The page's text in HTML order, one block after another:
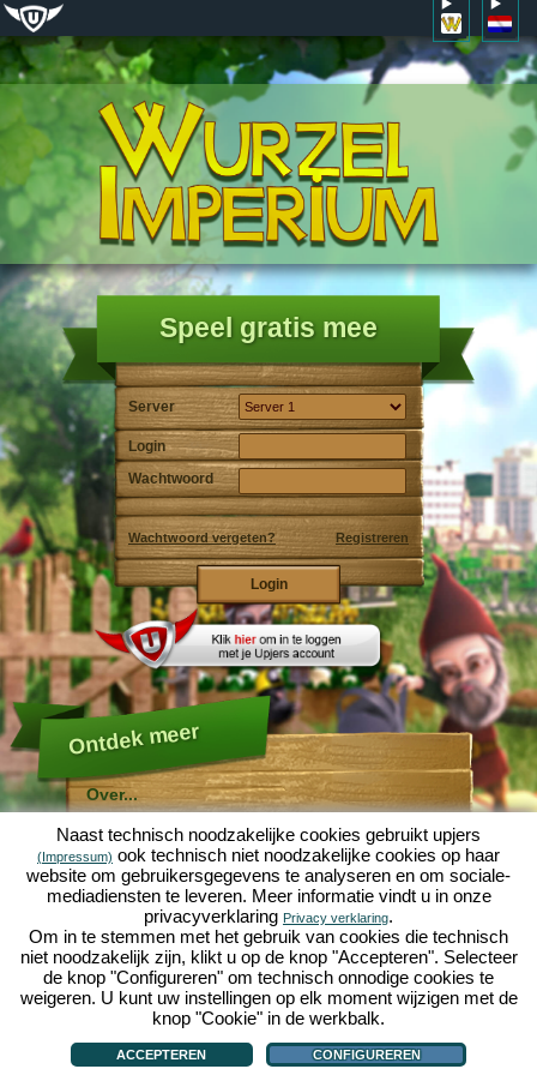
Speel gratis mee
Server
Login
Wachtwoord
Wachtwoord vergeten? Registreren
Ontdek meer
Over...
Molehill Empire ...
... is een leuke economische simulatie, die draait om
een microcosmos tuin. Als gratis browersspel speelt
het af in je webbowers, zonder extra downloads of
software!
Met de hulp van een ijverige tuinkabouter, kun je zelf je
eigen tuin van Eden namaken. Sla, wortelen, aardbeien,
spinazie of uien - Je mag zelf beslissen welke planten je
wilt kweken. Bezoek de vriendelijke stedenTuinzicht en
Bloesemdorpom te handelen met andere spelers, het
kopen van nieuwe planten en decoraties om je tuin op
te fleuren, lever aan je klanten en zorg er voor dat je
goede vrienden wordt met je buren... anders wordt je
wakker en is je tuin omgeploegd door een leger mollen!
Forum|Hulp|Contact/Voorwaarden/Privacy|upjers GmbH|Cookies beheren
Naast technisch noodzakelijke cookies gebruikt upjers
(Impressum) ook technisch niet noodzakelijke cookies op haar
website om gebruikersgegevens te analyseren en om sociale-
mediadiensten te leveren. Meer informatie vindt u in onze
privacyverklaring Privacy verklaring.
Om in te stemmen met het gebruik van cookies die technisch
niet noodzakelijk zijn, klikt u op de knop "Accepteren". Selecteer
de knop "Configureren" om technisch onnodige cookies te
weigeren. U kunt uw instellingen op elk moment wijzigen met de
knop "Cookie" in de werkbalk.
ACCEPTEREN CONFIGUREREN